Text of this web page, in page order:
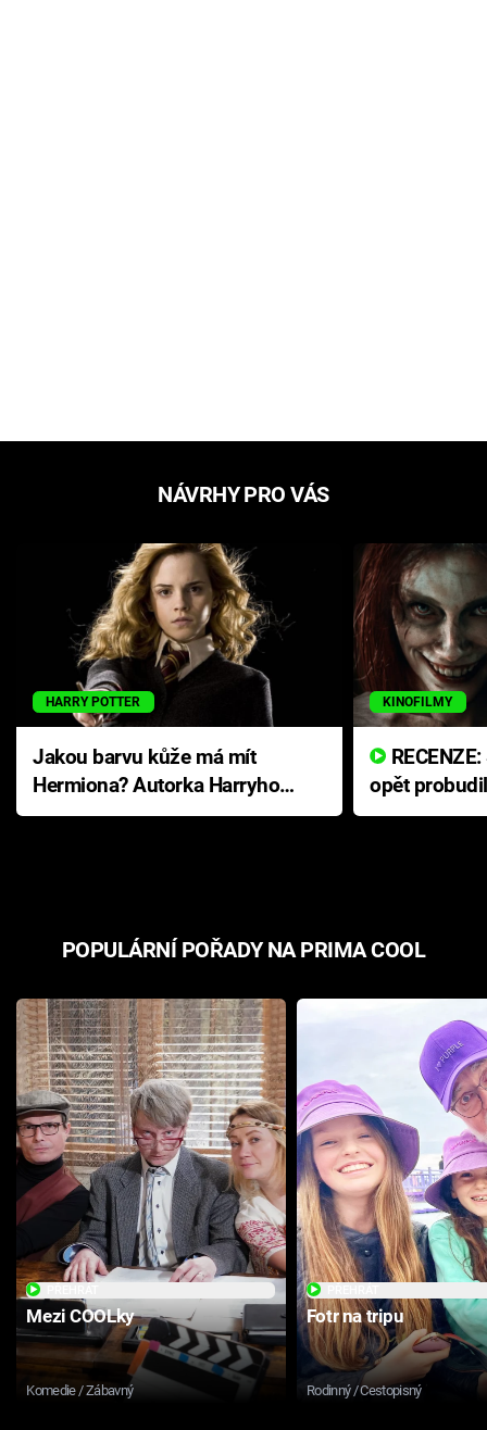
NÁVRHY PRO VÁS
HARRY POTTER
Jakou barvu kůže má mít
Hermiona? Autorka Harryho
Pottera přišla s ráznou
KINOFILMY
opět
přichází s
POPULÁRNÍ POŘADY NA PRIMA COOL
Mezi COOLky
Komedie / Zábavný
Fotr na tripu
Rodinný / Cestopisný